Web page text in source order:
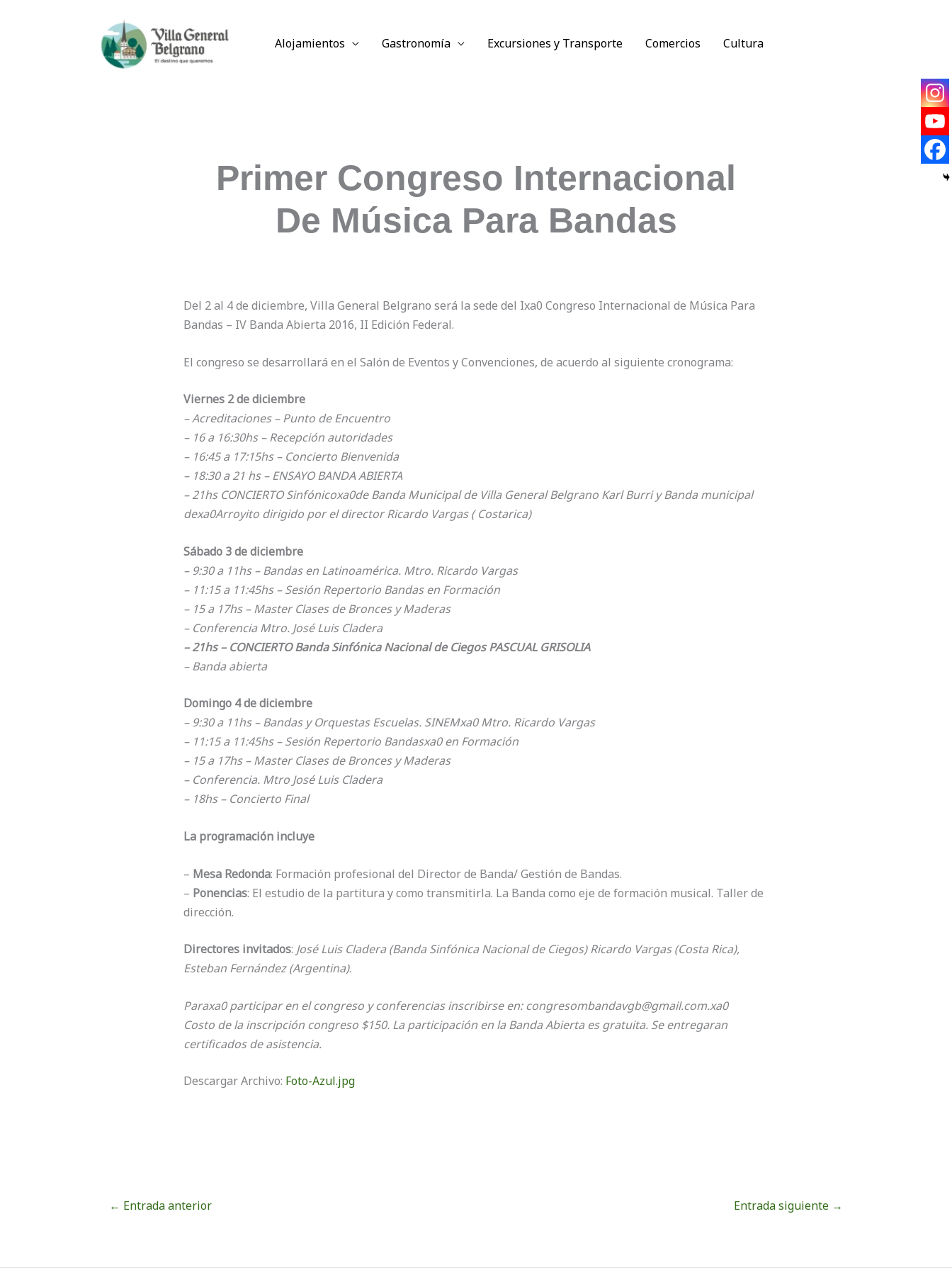
Alojamientos Gastronomía Excursiones y Transporte Comercios Cultura
Primer Congreso Internacional
De Música Para Bandas
Del 2 al 4 de diciembre, Villa General Belgrano será la sede del Ixa0 Congreso Internacional de Música Para
Bandas – IV Banda Abierta 2016, II Edición Federal.
El congreso se desarrollará en el Salón de Eventos y Convenciones, de acuerdo al siguiente cronograma:
Viernes 2 de diciembre
– Acreditaciones – Punto de Encuentro
– 16 a 16:30hs – Recepción autoridades
– 16:45 a 17:15hs – Concierto Bienvenida
– 18:30 a 21 hs – ENSAYO BANDA ABIERTA
– 21hs CONCIERTO Sinfónicoxa0de Banda Municipal de Villa General Belgrano Karl Burri y Banda municipal
dexa0Arroyito dirigido por el director Ricardo Vargas ( Costarica)
Sábado 3 de diciembre
– 9:30 a 11hs – Bandas en Latinoamérica. Mtro. Ricardo Vargas
– 11:15 a 11:45hs – Sesión Repertorio Bandas en Formación
– 15 a 17hs – Master Clases de Bronces y Maderas
– Conferencia Mtro. José Luis Cladera
– 21hs – CONCIERTO Banda Sinfónica Nacional de Ciegos PASCUAL GRISOLIA
– Banda abierta
Domingo 4 de diciembre
– 9:30 a 11hs – Bandas y Orquestas Escuelas. SINEMxa0 Mtro. Ricardo Vargas
– 11:15 a 11:45hs – Sesión Repertorio Bandasxa0 en Formación
– 15 a 17hs – Master Clases de Bronces y Maderas
– Conferencia. Mtro José Luis Cladera
– 18hs – Concierto Final
La programación incluye
– Mesa Redonda: Formación profesional del Director de Banda/ Gestión de Bandas.
– Ponencias: El estudio de la partitura y como transmitirla. La Banda como eje de formación musical. Taller de
dirección.
Directores invitados: José Luis Cladera (Banda Sinfónica Nacional de Ciegos) Ricardo Vargas (Costa Rica),
Esteban Fernández (Argentina).
Paraxa0 participar en el congreso y conferencias inscribirse en:congresombandavgb@gmail.com.xa0
Costo de la inscripción congreso $150. La participación en la Banda Abierta es gratuita. Se entregaran
certificados de asistencia.
Descargar Archivo: Foto-Azul.jpg
← Entrada anterior Entrada siguiente →